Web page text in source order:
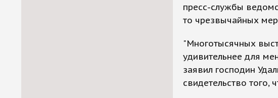
пресс-службы
то чрезвычайных
"Многотысячных
удивительнее для
заявил господин
свидетельство того,